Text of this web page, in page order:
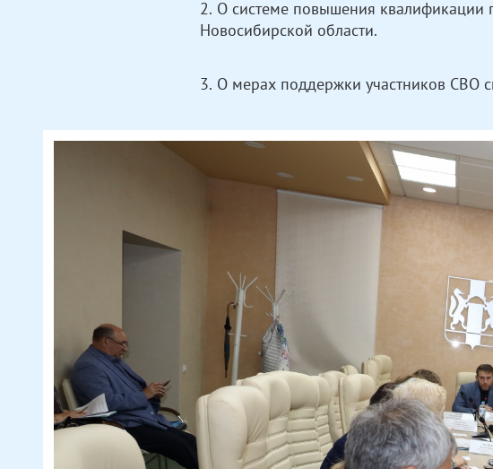
2. О системе повышения квалификации
Новосибирской области.
3. О мерах поддержки участников СВО